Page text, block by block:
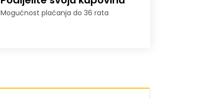
Mogućnost plaćanja do 36 rata